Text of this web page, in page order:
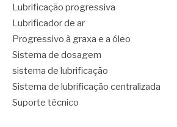
Lubrificação progressiva
Lubrificador de ar
Progressivo à graxa e a óleo
Sistema de dosagem
sistema de lubrificação
Sistema de lubrificação centralizada
Suporte técnico